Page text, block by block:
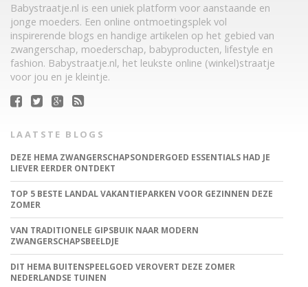
Babystraatje.nl is een uniek platform voor aanstaande en
jonge moeders. Een online ontmoetingsplek vol
inspirerende blogs en handige artikelen op het gebied van
zwangerschap, moederschap, babyproducten, lifestyle en
fashion. Babystraatje.nl, het leukste online (winkel)straatje
voor jou en je kleintje.
LAATSTE BLOGS
DEZE HEMA ZWANGERSCHAPSONDERGOED ESSENTIALS HAD JE
LIEVER EERDER ONTDEKT
TOP 5 BESTE LANDAL VAKANTIEPARKEN VOOR GEZINNEN DEZE
ZOMER
VAN TRADITIONELE GIPSBUIK NAAR MODERN
ZWANGERSCHAPSBEELDJE
DIT HEMA BUITENSPEELGOED VEROVERT DEZE ZOMER
NEDERLANDSE TUINEN